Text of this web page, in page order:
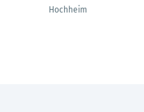
Hochheim